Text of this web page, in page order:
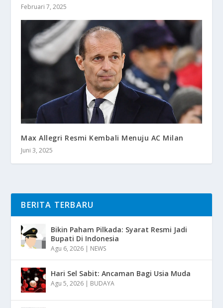
Februari 7, 2025
Max Allegri Resmi Kembali Menuju AC Milan
Juni 3, 2025
BERITA TERBARU
Bikin Paham Pilkada: Syarat Resmi Jadi
Bupati Di Indonesia
Agu 6, 2026 | NEWS
Hari Sel Sabit: Ancaman Bagi Usia Muda
Agu 5, 2026 | BUDAYA